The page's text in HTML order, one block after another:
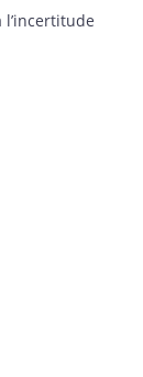
l’incertitude